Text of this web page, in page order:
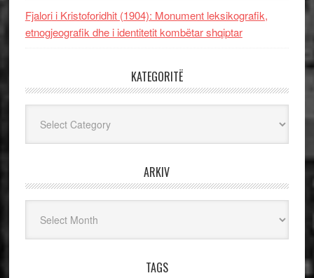
Fjalori i Kristoforidhit (1904): Monument leksikografik,
etnogjeografik dhe i identitetit kombëtar shqiptar
KATEGORITË
ARKIV
TAGS